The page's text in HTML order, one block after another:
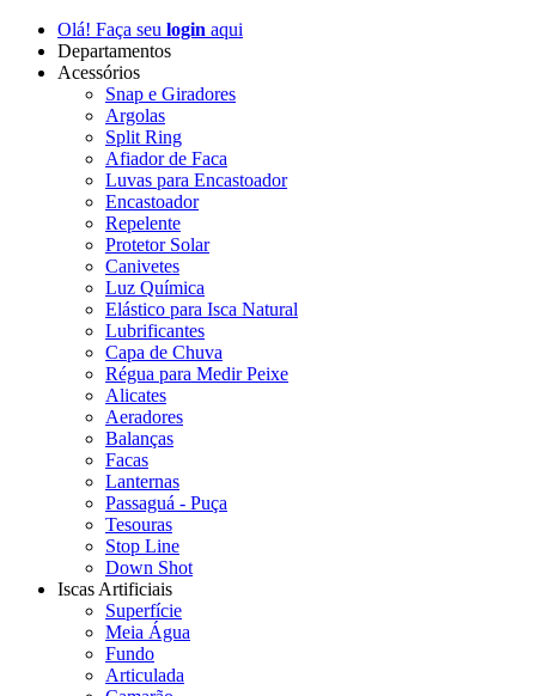
Olá! Faça seu login aqui
Departamentos
Acessórios
Snap e Giradores
Argolas
Split Ring
Afiador de Faca
Luvas para Encastoador
Encastoador
Repelente
Protetor Solar
Canivetes
Luz Química
Elástico para Isca Natural
Lubrificantes
Capa de Chuva
Régua para Medir Peixe
Alicates
Aeradores
Balanças
Facas
Lanternas
Passaguá - Puça
Tesouras
Stop Line
Down Shot
Iscas Artificiais
Superfície
Meia Água
Fundo
Articulada